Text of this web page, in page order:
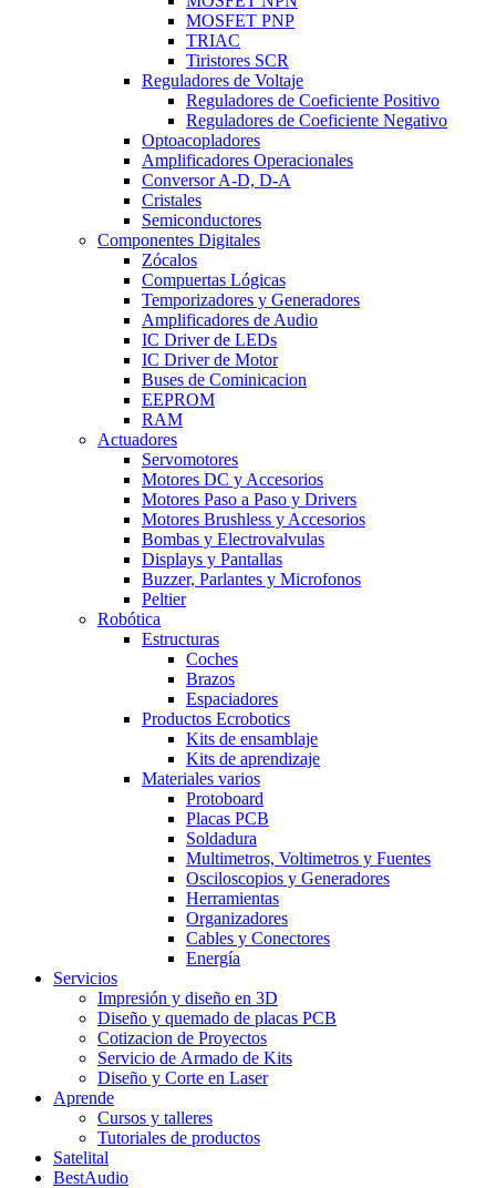
MOSFET PNP
TRIAC
Tiristores SCR
Reguladores de Voltaje
Reguladores de Coeficiente Positivo
Reguladores de Coeficiente Negativo
Optoacopladores
Amplificadores Operacionales
Conversor A-D, D-A
Cristales
Semiconductores
Componentes Digitales
Zócalos
Compuertas Lógicas
Temporizadores y Generadores
Amplificadores de Audio
IC Driver de LEDs
IC Driver de Motor
Buses de Cominicacion
EEPROM
RAM
Actuadores
Servomotores
Motores DC y Accesorios
Motores Paso a Paso y Drivers
Motores Brushless y Accesorios
Bombas y Electrovalvulas
Displays y Pantallas
Buzzer, Parlantes y Microfonos
Peltier
Robótica
Estructuras
Coches
Brazos
Espaciadores
Productos Ecrobotics
Kits de ensamblaje
Kits de aprendizaje
Materiales varios
Protoboard
Placas PCB
Soldadura
Multimetros, Voltimetros y Fuentes
Osciloscopios y Generadores
Herramientas
Organizadores
Cables y Conectores
Energía
Servicios
Impresión y diseño en 3D
Diseño y quemado de placas PCB
Cotizacion de Proyectos
Servicio de Armado de Kits
Diseño y Corte en Laser
Aprende
Cursos y talleres
Tutoriales de productos
Satelital
BestAudio